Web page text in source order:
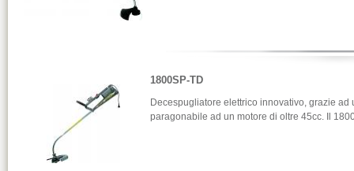
1800SP-TD
Decespugliatore elettrico innovativo, grazie
paragonabile ad un motore di oltre 45cc. Il